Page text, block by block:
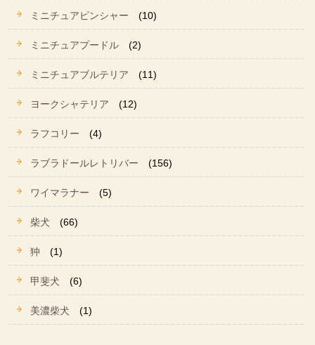
ミニチュアピンシャー (10)
ミニチュアプードル (2)
ミニチュアブルテリア (11)
ヨークシャテリア (12)
ラフコリー (4)
ラブラドールレトリバー (156)
ワイマラナー (5)
柴犬 (66)
狆 (1)
甲斐犬 (6)
美濃柴犬 (1)